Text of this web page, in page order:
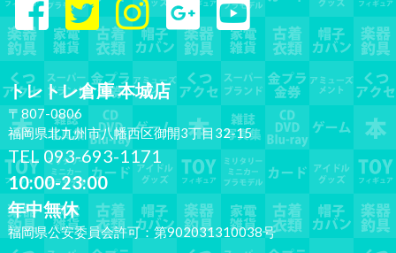
トレトレ倉庫 本城店
〒807-0806
福岡県北九州市八幡西区御開3丁目32-15
TEL 093-693-1171
10:00-23:00
年中無休
福岡県公安委員会許可：第902031310038号